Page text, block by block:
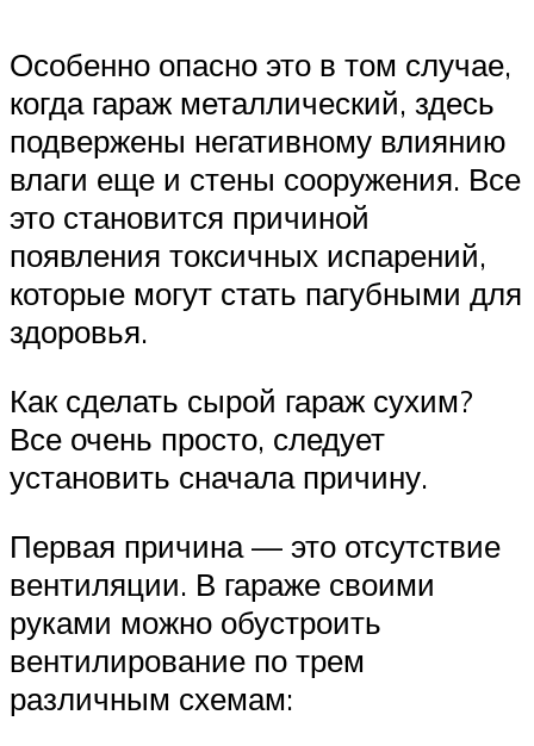
Особенно опасно это в том случае,
когда гараж металлический, здесь
подвержены негативному влиянию
влаги еще и стены сооружения. Все
это становится причиной
появления токсичных испарений,
которые могут стать пагубными для
здоровья.
Как сделать сырой гараж сухим?
Все очень просто, следует
установить сначала причину.
Первая причина — это отсутствие
вентиляции. В гараже своими
руками можно обустроить
вентилирование по трем
различным схемам: